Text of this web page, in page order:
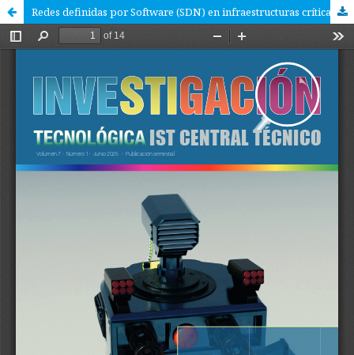
Redes definidas por Software (SDN) en infraestructuras críticas